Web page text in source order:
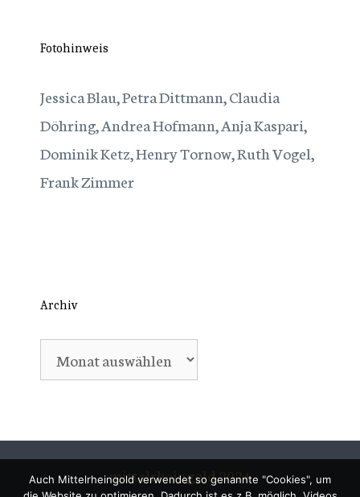
Fotohinweis
Jessica Blau, Petra Dittmann, Claudia
Döhring, Andrea Hofmann, Anja Kaspari,
Dominik Ketz, Henry Tornow, Ruth Vogel,
Frank Zimmer
Archiv
Archiv
mittelrheingold 2024
Auch Mittelrheingold verwendet so genannte "Cookies", um